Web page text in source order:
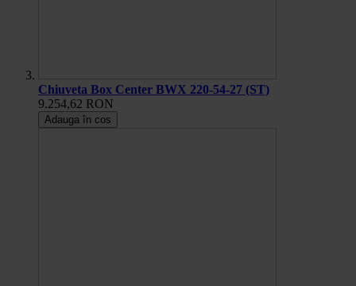
Chiuveta Box Center BWX 220-54-27 (ST)
9.254,62 RON
Adauga în cos